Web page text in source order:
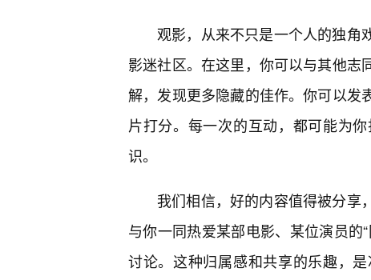
观影，从来不只是一个人的独角
影迷社区。在这里，你可以与其他志
解，发现更多隐藏的佳作。你可以发
片打分。每一次的互动，都可能为
识。
我们相信，好的内容值得被分享
与你一同热爱某部电影、某位演员的
讨论。这种归属感和共享的乐趣，